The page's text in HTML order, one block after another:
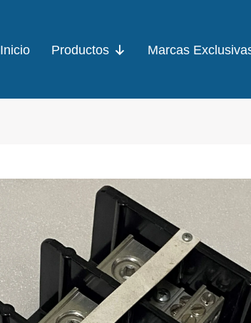
Inicio Productos Marcas